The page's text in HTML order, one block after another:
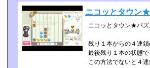
ニコッとタウン
ニコッとタウン★パズ
残り１本からの４連鎖
最後残り１本の状態
この方法でないと４